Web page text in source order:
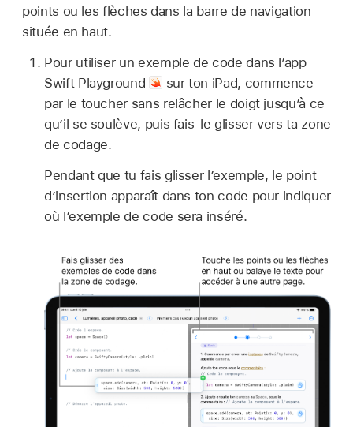
points ou les flèches dans la barre de navigation
située en haut.
Pour utiliser un exemple de code dans l’app
Swift Playground
sur ton iPad, commence
par le toucher sans relâcher le doigt jusqu’à ce
qu’il se soulève, puis fais-le glisser vers ta zone
de codage.
Pendant que tu fais glisser l’exemple, le point
d’insertion apparaît dans ton code pour indiquer
où l’exemple de code sera inséré.